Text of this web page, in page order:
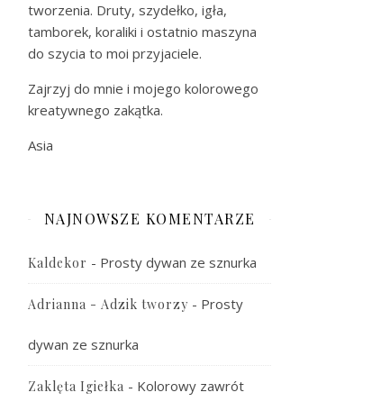
tworzenia. Druty, szydełko, igła,
tamborek, koraliki i ostatnio maszyna
do szycia to moi przyjaciele.
Zajrzyj do mnie i mojego kolorowego
kreatywnego zakątka.
Asia
NAJNOWSZE KOMENTARZE
Kaldekor - Prosty dywan ze sznurka
Adrianna - Adzik tworzy - Prosty
dywan ze sznurka
Zaklęta Igiełka - Kolorowy zawrót